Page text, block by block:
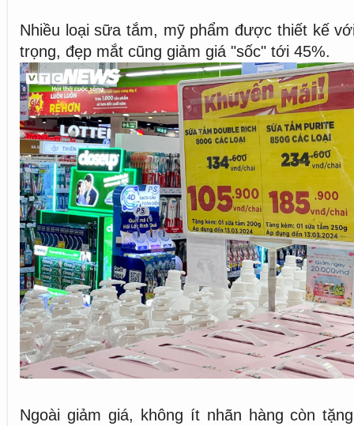
Nhiều loại sữa tắm, mỹ phẩm được thiết kế
trọng, đẹp mắt cũng giảm giá "sốc" tới 45%.
Ngoài giảm giá, không ít nhãn hàng còn